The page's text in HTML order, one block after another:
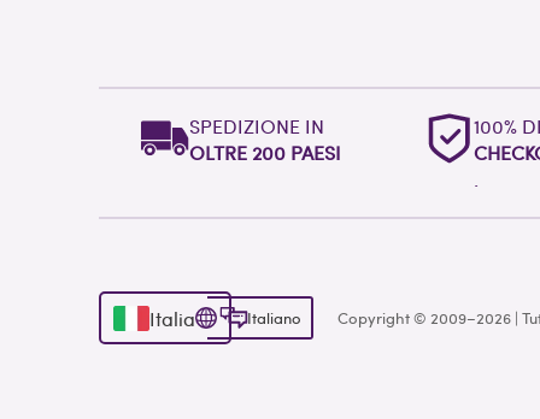
SPEDIZIONE IN
OLTRE 200 PAESI
100%
.
Italia Italiano Copyright © 2009–2026 |